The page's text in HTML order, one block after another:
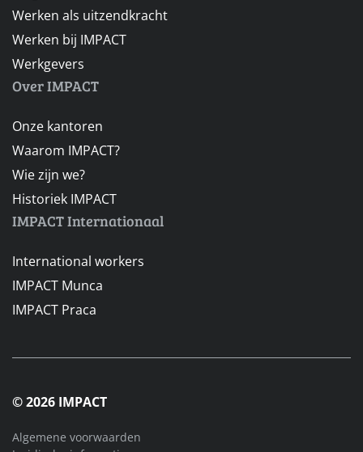
Werken als uitzendkracht
Werken bij IMPACT
Werkgevers
Over IMPACT
Onze kantoren
Waarom IMPACT?
Wie zijn we?
Historiek IMPACT
IMPACT Internationaal
International workers
IMPACT Munca
IMPACT Praca
© 2026 IMPACT
Algemene voorwaarden